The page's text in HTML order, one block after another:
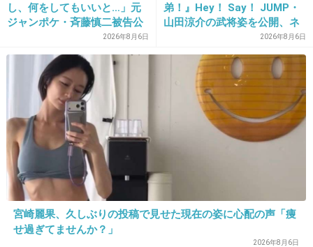
旦那の気持ちが変わったんだろ。優香とも付き
合ってたしwでもドロドロとか記事鵜呑みにし
すぎじゃんみんなw単に仲良くないだけだろ
+26
27. 匿名 2013/02/03(日) 17:50:27
どちらも嫌いですｗｗｗ
し、何をしてもいいと…」元
ジャンポケ・斉藤慎二被告公
2026年8月6日
弟！』Hey！ Say！ JUMP・
山田涼介の武将姿を公開、ネ
ット歓喜「ビジュ良すぎん」
「こんな美しい秀次は初め
2026年8月6日
宮崎麗果、久しぶりの投稿で見せた現在の姿に心配の声「痩
せ過ぎてませんか？」
2026年8月6日